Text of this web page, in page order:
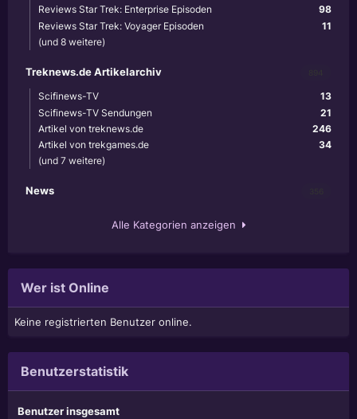
98
Reviews Star Trek: Enterprise Episoden
11
Reviews Star Trek: Voyager Episoden
(und 8 weitere)
Treknews.de Artikelarchiv
13
Scifinews-TV
21
Scifinews-TV Sendungen
246
Artikel von treknews.de
34
Artikel von trekgames.de
(und 7 weitere)
News
Alle Kategorien anzeigen
Wer ist Online
Keine registrierten Benutzer online.
Benutzerstatistik
Benutzer insgesamt